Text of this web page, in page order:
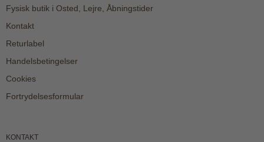
Fysisk butik i Osted, Lejre, Åbningstider
Kontakt
Returlabel
Handelsbetingelser
Cookies
Fortrydelsesformular
KONTAKT